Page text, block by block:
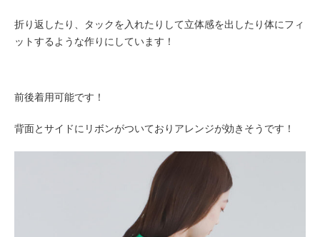
折り返したり、タックを入れたりして立体感を出したり体にフィ
ットするような作りにしています！
前後着用可能です！
背面とサイドにリボンがついておりアレンジが効きそうです！